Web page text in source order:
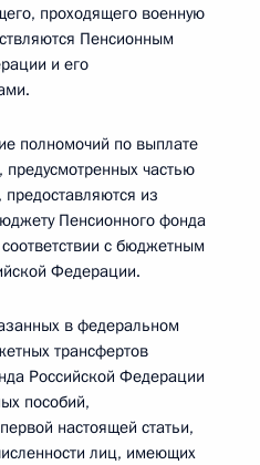
проходящего военную
Пенсионным
и его
полномочий по выплате
предусмотренных частью
из
Пенсионного фонда
с бюджетным
Федерации.
в федеральном
трансфертов
Российской Федерации
пособий,
настоящей статьи,
лиц, имеющих